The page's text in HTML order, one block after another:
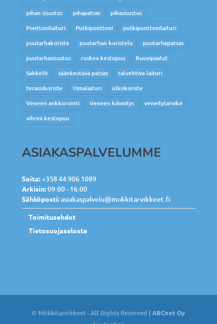
pihan sisustus
pihapatsas
pihasisustus
Ponttonilaituri
Putkiponttoni
putkiponttonilaituri
puutarhakoriste
puutarhan koristelu
puutarhapatsas
puutarhasisustus
ruskea kestopuu
Ruuvipaalut
Sakkelit
säänkestävä patsas
talvehtiva laituri
terassikoriste
Uimalaituri
ulkokoriste
Veneen ankkurointi
Veneen kiinnitys
veneilytarvike
vihreä kestopuu
ASIAKASPALVELUMME
Soita:+358 44 906 1089
Arkisin:09:00 - 16:00
Sähköposti:asiakaspalvelu@mokkitarvikkeet.fi
Toimitusehdot
Tietosuojaseloste
© Mökkitarvikkeet - All Rights Reserved |ABCnet Oy